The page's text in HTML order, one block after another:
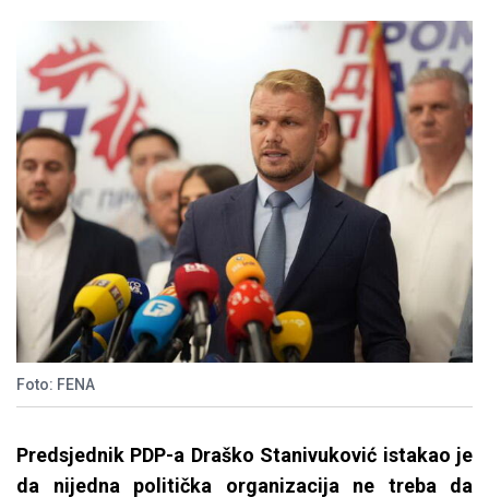
Foto: FENA
Predsjednik PDP-a Draško Stanivuković istakao je
da nijedna politička organizacija ne treba da